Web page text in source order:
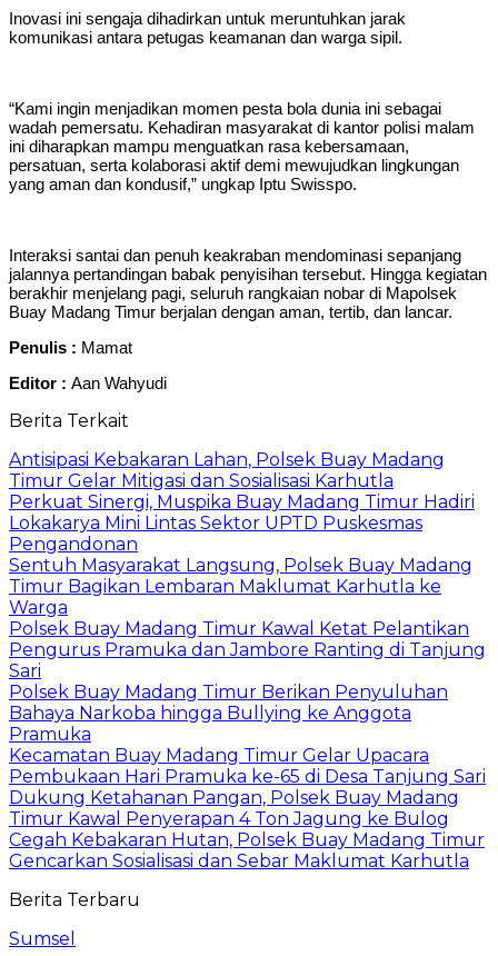
Inovasi ini sengaja dihadirkan untuk meruntuhkan jarak
komunikasi antara petugas keamanan dan warga sipil.
“Kami ingin menjadikan momen pesta bola dunia ini sebagai
wadah pemersatu. Kehadiran masyarakat di kantor polisi malam
ini diharapkan mampu menguatkan rasa kebersamaan,
persatuan, serta kolaborasi aktif demi mewujudkan lingkungan
yang aman dan kondusif,” ungkap Iptu Swisspo.
Interaksi santai dan penuh keakraban mendominasi sepanjang
jalannya pertandingan babak penyisihan tersebut. Hingga kegiatan
berakhir menjelang pagi, seluruh rangkaian nobar di Mapolsek
Buay Madang Timur berjalan dengan aman, tertib, dan lancar.
Penulis : Mamat
Editor : Aan Wahyudi
Berita Terkait
Antisipasi Kebakaran Lahan, Polsek Buay Madang
Timur Gelar Mitigasi dan Sosialisasi Karhutla
Perkuat Sinergi, Muspika Buay Madang Timur Hadiri
Lokakarya Mini Lintas Sektor UPTD Puskesmas
Pengandonan
Sentuh Masyarakat Langsung, Polsek Buay Madang
Timur Bagikan Lembaran Maklumat Karhutla ke
Warga
Polsek Buay Madang Timur Kawal Ketat Pelantikan
Pengurus Pramuka dan Jambore Ranting di Tanjung
Sari
Polsek Buay Madang Timur Berikan Penyuluhan
Bahaya Narkoba hingga Bullying ke Anggota
Pramuka
Kecamatan Buay Madang Timur Gelar Upacara
Pembukaan Hari Pramuka ke-65 di Desa Tanjung Sari
Dukung Ketahanan Pangan, Polsek Buay Madang
Timur Kawal Penyerapan 4 Ton Jagung ke Bulog
Cegah Kebakaran Hutan, Polsek Buay Madang Timur
Gencarkan Sosialisasi dan Sebar Maklumat Karhutla
Berita Terbaru
Sumsel